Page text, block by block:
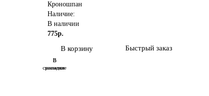
Кроношпан
Наличие:
В наличии
775р.
В корзину Быстрый заказ
В
закладки
В
сравнение